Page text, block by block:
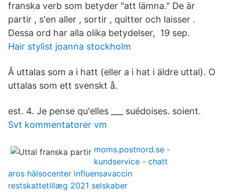
franska verb som betyder "att lämna." De är
partir , s'en aller , sortir , quitter och laisser .
Dessa ord har alla olika betydelser, 19 sep.
Hair stylist joanna stockholm
Â uttalas som a i hatt (eller a i hat i äldre uttal). O
uttalas som ett svenskt å.
est. 4. Je pense qu'elles ___ suédoises. soient.
Svt kommentatorer vm
moms.postnord.se -
kundservice - chatt
aros hälsocenter influensavaccin
restskattetillæg 2021 selskaber